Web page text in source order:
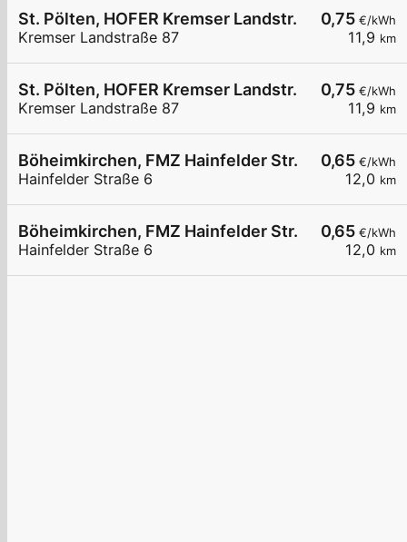
0,75 €/kWh
11,9 km
St. Pölten, HOFER Kremser Landstr.
Kremser Landstraße 87
0,75 €/kWh
11,9 km
St. Pölten, HOFER Kremser Landstr.
Kremser Landstraße 87
0,65 €/kWh
12,0 km
Böheimkirchen, FMZ Hainfelder Str.
Hainfelder Straße 6
0,65 €/kWh
12,0 km
Böheimkirchen, FMZ Hainfelder Str.
Hainfelder Straße 6